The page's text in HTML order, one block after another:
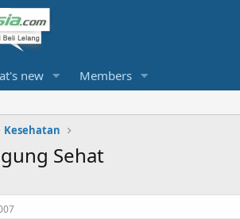
new Members
Kesehatan
Sehat